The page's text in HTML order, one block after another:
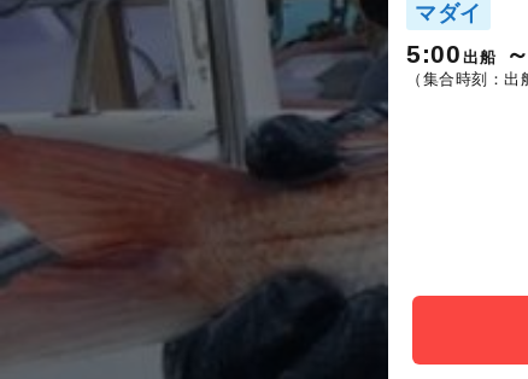
マダイ
5:00 出船
（集合時刻：